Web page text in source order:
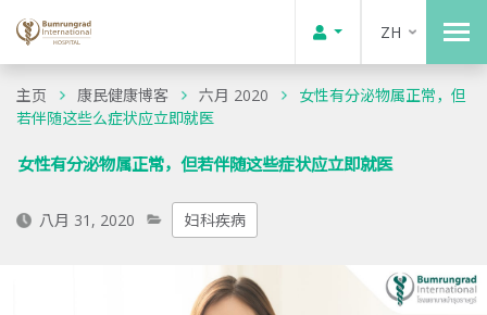
ZH
主页 康民健康博客 六月 2020
女性有分泌物属正常，但
若伴随这些么症状应立即就医
女性有分泌物属正常，但若伴随这些症状应立即就医
八月 31, 2020 妇科疾病